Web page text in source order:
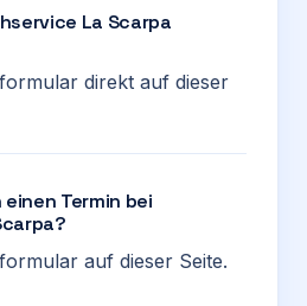
La Scarpa
direkt auf dieser
Termin bei
auf dieser Seite.